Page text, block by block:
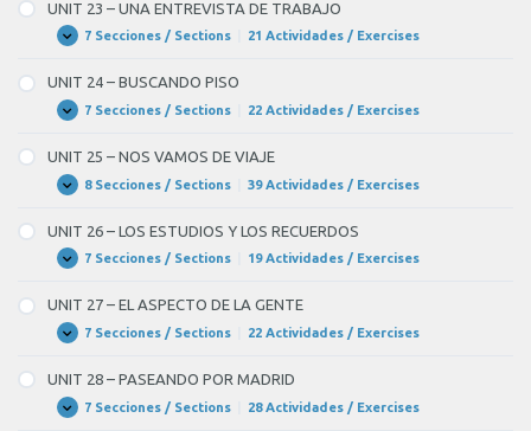
EL
MUNDO
UNIT 23 – UNA ENTREVISTA DE TRABAJO
Expandir
UNIT
–
UNA
ENTREVISTA
DE
7 Secciones / Sections 21 Actividades / Exercises
UNIT 24 – BUSCANDO PISO
Expandir
UNIT
–
BUSCANDO
PISO
7 Secciones / Sections 22 Actividades / Exercises
UNIT 25 – NOS VAMOS DE VIAJE
Expandir
UNIT
–
NOS
VAMOS
DE
8 Secciones / Sections 39 Actividades / Exercises
UNIT 26 – LOS ESTUDIOS Y LOS RECUERDOS
Expandir
UNIT
–
LOS
ESTUDIOS
Y
RECUERDOS
7 Secciones / Sections 19 Actividades / Exercises
UNIT 27 – EL ASPECTO DE LA GENTE
Expandir
UNIT
–
EL
ASPECTO
DE
7 Secciones / Sections 22 Actividades / Exercises
UNIT 28 – PASEANDO POR MADRID
Expandir
UNIT7 Secciones / Sections 28 Actividades / Exercises